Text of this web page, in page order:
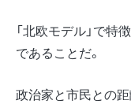
「北欧モデル」で特
であることだ。
政治家と市民との